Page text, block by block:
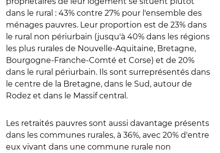
dans le rural : 43% contre 27% pour l'ensemble des
ménages pauvres. Leur proportion est de 23% dans
le rural non périurbain (jusqu'à 40% dans les régions
les plus rurales de Nouvelle-Aquitaine, Bretagne,
Bourgogne-Franche-Comté et Corse) et de 20%
dans le rural périurbain. Ils sont surreprésentés dans
le centre de la Bretagne, dans le Sud, autour de
Rodez et dans le Massif central.
Les retraités pauvres sont aussi davantage présents
dans les communes rurales, à 36%, avec 20% d'entre
eux vivant dans une commune rurale non